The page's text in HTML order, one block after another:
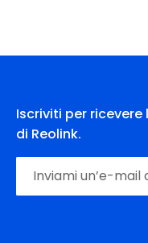
Iscriviti per
di Reolink.